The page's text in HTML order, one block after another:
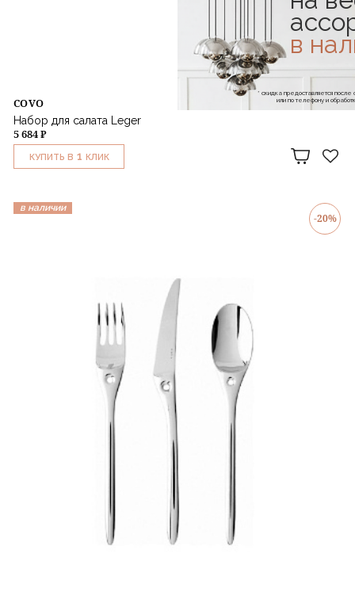
COVO
Набор для салата Leger
5 684 ₽
КУПИТЬ В 1 КЛИК
в наличии
-20%
в
* скидка предоставляется
или по телефону и